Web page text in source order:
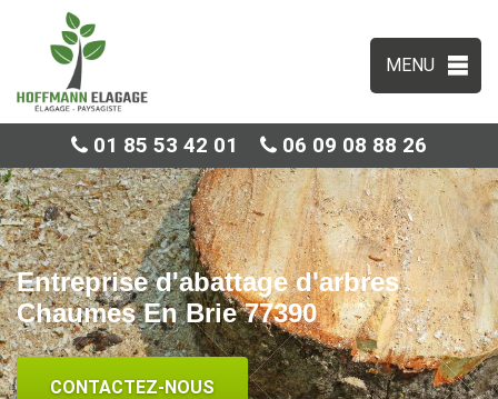
MENU
01 85 53 42 01 06 09 08 88 26
Entreprise d'abattage d'arbres
Chaumes En Brie 77390
CONTACTEZ-NOUS